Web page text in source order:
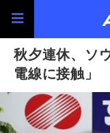
秋夕連休、ソ
電線に接触」